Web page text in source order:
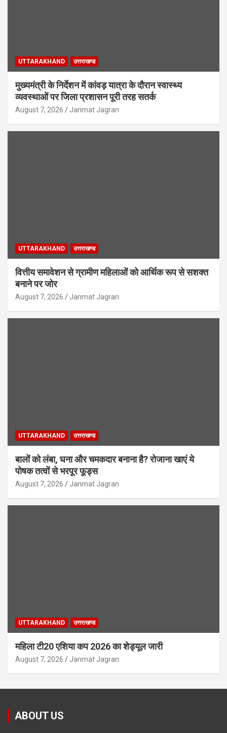
UTTARAKHAND उत्तराखण्ड
मुख्यमंत्री के निर्देशन में कांवड़ यात्रा के दौरान स्वास्थ्य
व्यवस्थाओं पर जिला प्रशासन पूरी तरह सतर्क
August 7, 2026 Janmat Jagran
UTTARAKHAND उत्तराखण्ड
वित्तीय समावेशन से ग्रामीण महिलाओं को आर्थिक रूप से सशक्त
बनाने पर जोर
August 7, 2026 Janmat Jagran
UTTARAKHAND उत्तराखण्ड
बालों को लंबा, घना और चमकदार बनाना है? रोजाना खाएं ये
पोषक तत्वों से भरपूर फूड्स
August 7, 2026 Janmat Jagran
UTTARAKHAND उत्तराखण्ड
महिला टी20 एशिया कप 2026 का शेड्यूल जारी
August 7, 2026 Janmat Jagran
ABOUT US